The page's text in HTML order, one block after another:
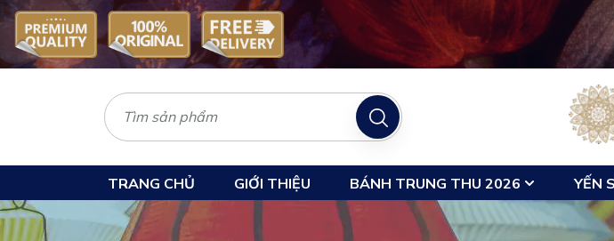
TRANG CHỦ GIỚI THIỆU BÁNH TRUNG THU 2026 YẾN